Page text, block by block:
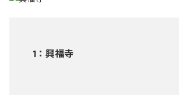
1 ： 興福寺